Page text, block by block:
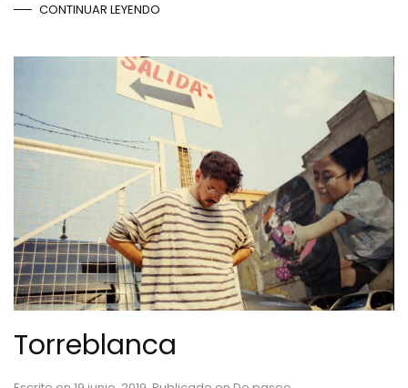
CONTINUAR LEYENDO
Torreblanca